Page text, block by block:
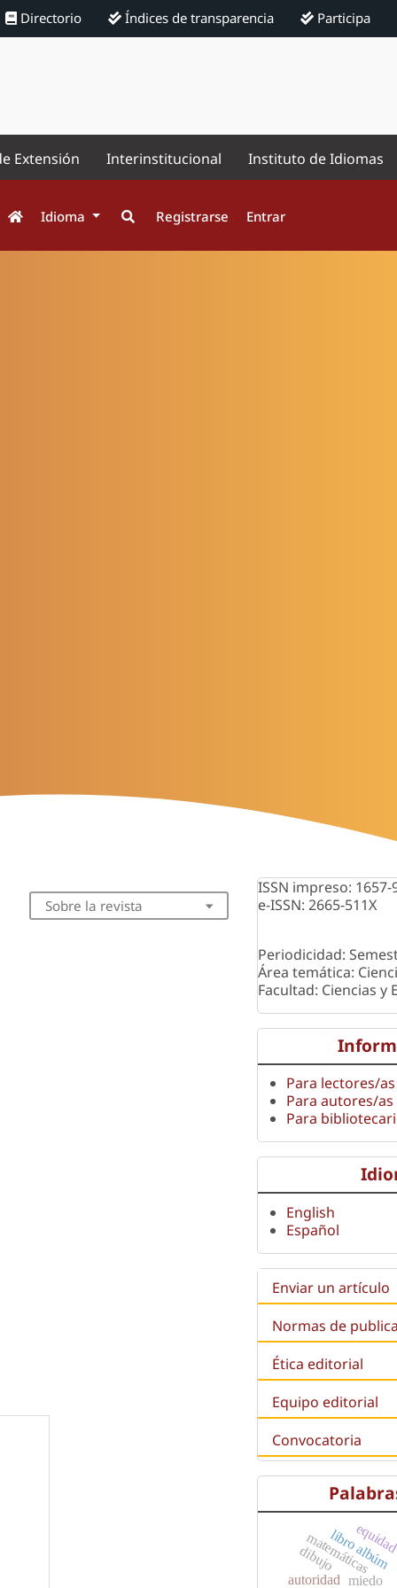
Directorio Índices de transparencia Participa
Extensión Interinstitucional Instituto de Idiomas
Idioma Registrarse Entrar
Sobre la revista
ISSN impreso: 1657-
e-ISSN: 2665-511X
Periodicidad:
Área temática:
Facultad: Ciencias y
Para lectores/as
Para autores/as
Para
English
Español
Enviar un artículo
Normas de
Ética editorial
Equipo editorial
Convocatoria
miedo
matemáticas
libro albúm
autoridad
dibujo